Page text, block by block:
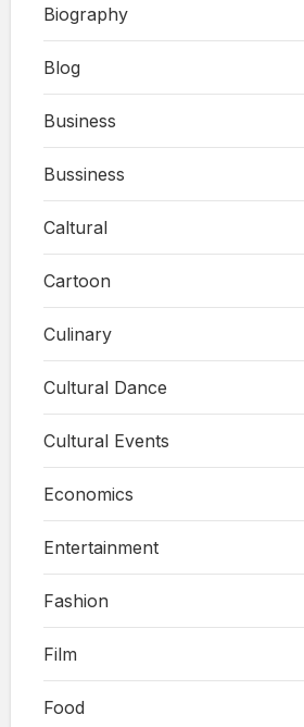
Biography
Blog
Business
Bussiness
Caltural
Cartoon
Culinary
Cultural Dance
Cultural Events
Economics
Entertainment
Fashion
Film
Food